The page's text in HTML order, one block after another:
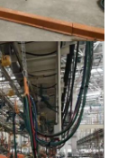
کارخانه تور
کنترل کیفیت
تماس با ما
اخبار